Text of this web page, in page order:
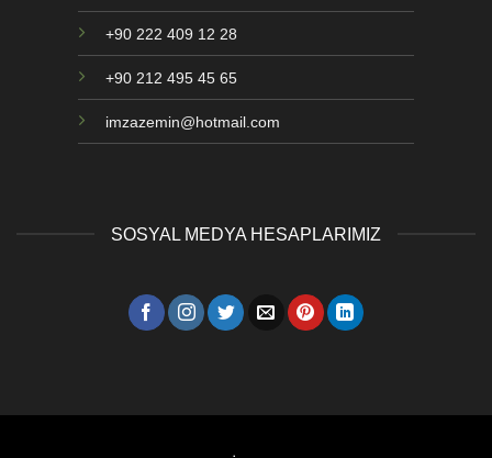
+90 222 409 12 28
+90 212 495 45 65
imzazemin@hotmail.com
SOSYAL MEDYA HESAPLARIMIZ